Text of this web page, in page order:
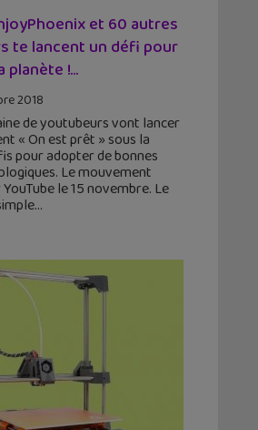
et 60 autres
te lancent un défi pour
!...
2018
de youtubeurs vont lancer
« On est prêt » sous la
pour adopter de bonnes
Le mouvement
le 15 novembre. Le